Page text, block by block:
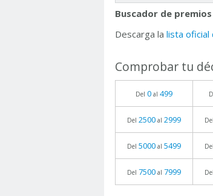
Buscador de
Descarga la lista oficial
Comprobar tu
Del 0 al 499
Del 2500 al 2999 Del
Del 5000 al 5499 Del
Del 7500 al 7999 Del